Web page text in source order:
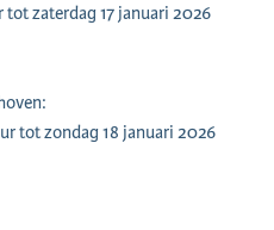
zaterdag 17 januari 2026
tot zondag 18 januari 2026